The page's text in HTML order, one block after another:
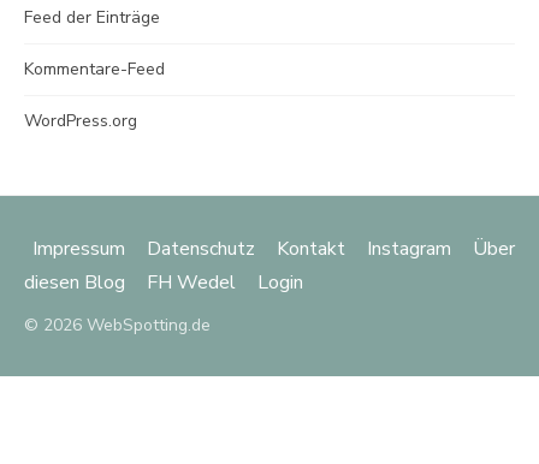
Feed der Einträge
Kommentare-Feed
WordPress.org
Impressum Datenschutz Kontakt Instagram
Über
diesen Blog
FH Wedel Login
© 2026 WebSpotting.de